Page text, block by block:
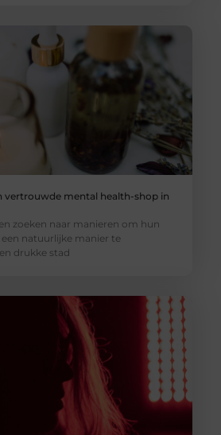
vertrouwde mental health-shop in
zoeken naar manieren om hun
natuurlijke manier te
drukke stad